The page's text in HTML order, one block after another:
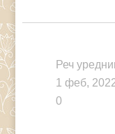
Реч
1 феб,
0